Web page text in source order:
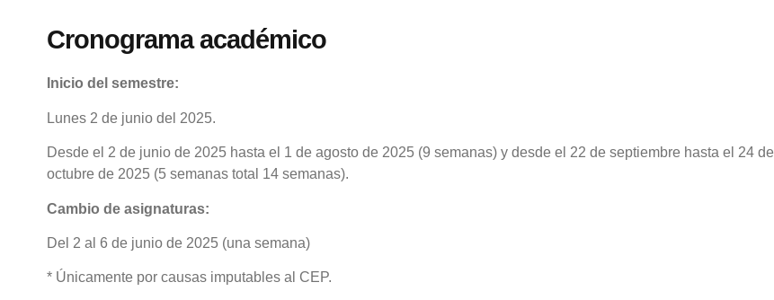
Cronograma académico
Inicio del semestre:
Lunes 2 de junio del 2025.
Desde el 2 de junio de 2025 hasta el 1 de agosto de 2025 (9 semanas) y desde el 22 de septiembre hasta el 24 de
octubre de 2025 (5 semanas total 14 semanas).
Cambio de asignaturas:
Del 2 al 6 de junio de 2025 (una semana)
* Únicamente por causas imputables al CEP.